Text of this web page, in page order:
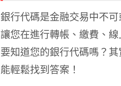
銀行代碼是金融交易中不
讓您在進行轉帳、繳費、
要知道您的銀行代碼嗎？
能輕鬆找到答案！